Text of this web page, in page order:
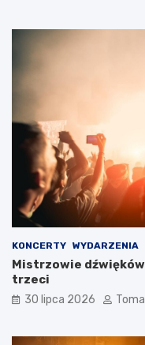
KONCERTY WYDARZENIA
Mistrzowie dźwięków
trzeci
30 lipca 2026